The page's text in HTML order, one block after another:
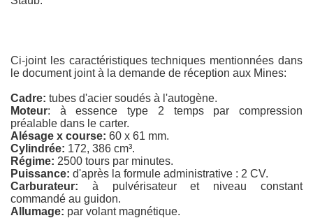
Ci-joint les caractéristiques techniques mentionnées dans
le document joint à la demande de réception aux Mines:
Cadre: tubes d'acier soudés à l'autogène.
Moteur: à essence type 2 temps par compression
préalable dans le carter.
Alésage x course: 60 x 61 mm.
Cylindrée: 172, 386 cm³.
Régime: 2500 tours par minutes.
Puissance: d'après la formule administrative : 2 CV.
Carburateur: à pulvérisateur et niveau constant
commandé au guidon.
Allumage: par volant magnétique.